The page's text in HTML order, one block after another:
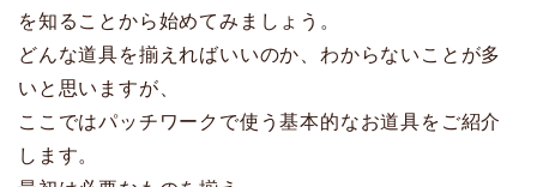
を知ることから始めてみましょう。
どんな道具を揃えればいいのか、わからないことが多
いと思いますが、
ここではパッチワークで使う基本的なお道具をご紹介
します。